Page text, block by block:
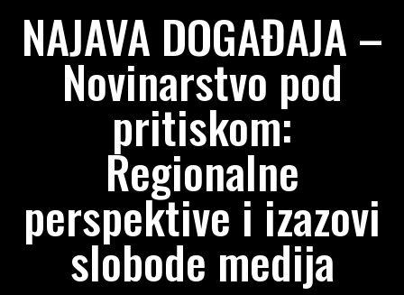
NAJAVA DOGAĐAJA –
Novinarstvo pod
pritiskom:
Regionalne
perspektive i izazovi
slobode medija